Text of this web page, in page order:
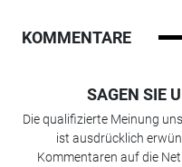
KOMMENTARE
SAGEN SIE
Die qualifizierte Meinung
ist ausdrücklich
Kommentaren auf die